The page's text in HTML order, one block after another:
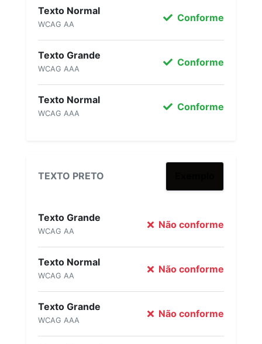
Texto Normal
WCAG AA
Conforme
Texto Grande
WCAG AAA
Conforme
Texto Normal
WCAG AAA
Conforme
TEXTO PRETO
Texto Grande
WCAG AA
Não conforme
Texto Normal
WCAG AA
Não conforme
Texto Grande
WCAG AAA
Não conforme